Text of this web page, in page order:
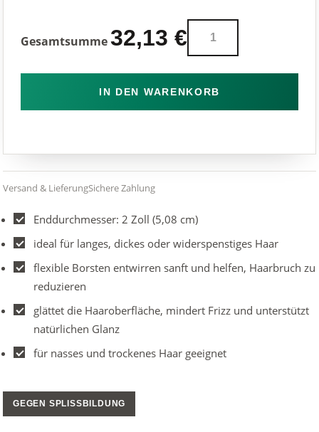
Gesamtsumme 32,13€Classic
IN DEN WARENKORB
Versand & LieferungSichere Zahlung
Enddurchmesser: 2 Zoll (5,08 cm)
ideal für langes, dickes oder widerspenstiges Haar
flexible Borsten entwirren sanft und helfen, Haarbruch zu
reduzieren
glättet die Haaroberfläche, mindert Frizz und unterstützt
natürlichen Glanz
für nasses und trockenes Haar geeignet
GEGEN SPLISSBILDUNG